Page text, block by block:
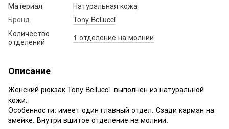
Материал
Натуральная кожа
Бренд
Tony Bellucci
Количество
отделений
1 отделение на молнии
Описание
Женский рюкзак Tony Bellucci выполнен из натуральной
кожи.
Особенности: имеет один главный отдел. Сзади карман на
змейке. Внутри вшитое отделение на молнии.